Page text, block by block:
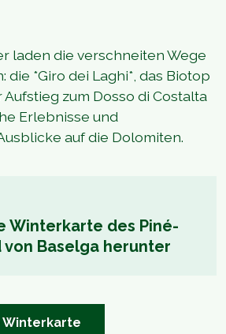
laden die verschneiten Wege
die *Giro dei Laghi*, das Biotop
zum Dosso di Costalta
Erlebnisse und
auf die Dolomiten.
Winterkarte des Piné-
von Baselga herunter
Winterkarte